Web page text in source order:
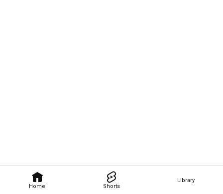
Home Shorts
Library